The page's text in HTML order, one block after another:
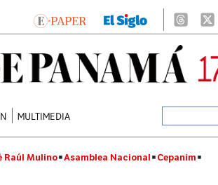
MULTIMEDIA
Raúl Mulino Asamblea Nacional Cepanim